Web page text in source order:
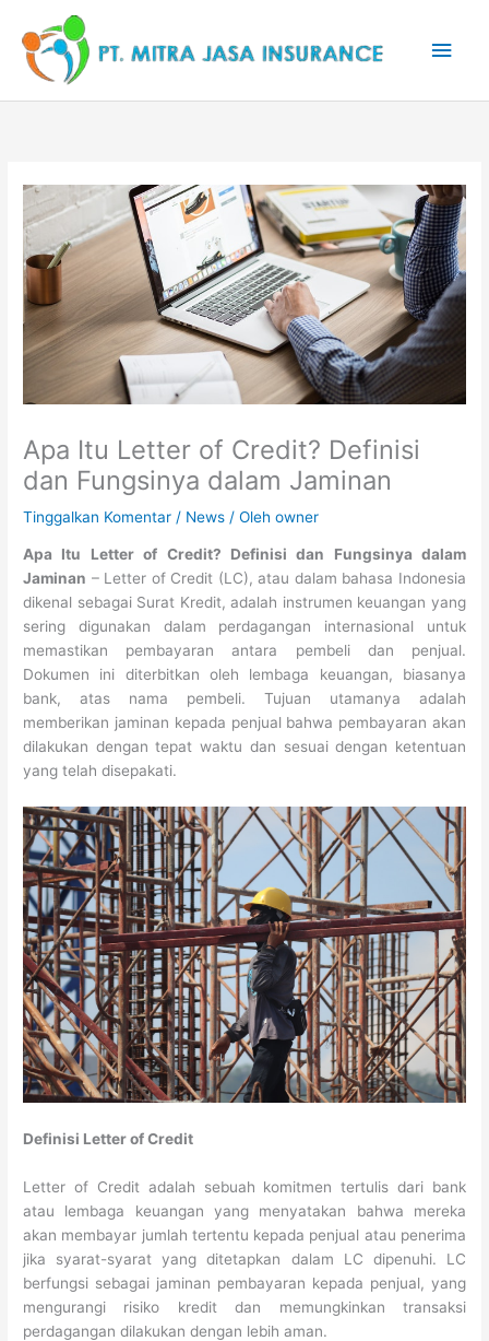
konten
Apa Itu Letter of Credit? Definisi
dan Fungsinya dalam Jaminan
Tinggalkan Komentar / News / Olehowner
Apa Itu Letter of Credit? Definisi dan Fungsinya dalam
Jaminan – Letter of Credit (LC), atau dalam bahasa Indonesia
dikenal sebagai Surat Kredit, adalah instrumen keuangan yang
sering digunakan dalam perdagangan internasional untuk
memastikan pembayaran antara pembeli dan penjual.
Dokumen ini diterbitkan oleh lembaga keuangan, biasanya
bank, atas nama pembeli. Tujuan utamanya adalah
memberikan jaminan kepada penjual bahwa pembayaran akan
dilakukan dengan tepat waktu dan sesuai dengan ketentuan
yang telah disepakati.
Definisi Letter of Credit
Letter of Credit adalah sebuah komitmen tertulis dari bank
atau lembaga keuangan yang menyatakan bahwa mereka
akan membayar jumlah tertentu kepada penjual atau penerima
jika syarat-syarat yang ditetapkan dalam LC dipenuhi. LC
berfungsi sebagai jaminan pembayaran kepada penjual, yang
mengurangi risiko kredit dan memungkinkan transaksi
perdagangan dilakukan dengan lebih aman.